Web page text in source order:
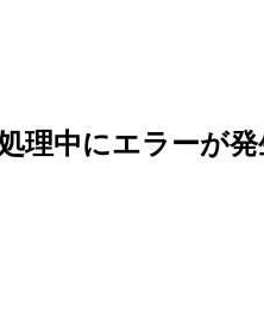
中にエラーが発